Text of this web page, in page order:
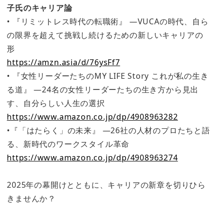
子氏のキャリア論
• 『リミットレス時代の転職術』 ―VUCAの時代、自ら
の限界を超えて挑戦し続けるための新しいキャリアの
形
https://amzn.asia/d/76ysFf7
• 『女性リーダーたちのMY LIFE Story これが私の生き
る道』 ―24名の女性リーダーたちの生き方から見出
す、自分らしい人生の選択
https://www.amazon.co.jp/dp/4908963282
•『「はたらく」の未来』 ―26社の人材のプロたちと語
る、新時代のワークスタイル革命
https://www.amazon.co.jp/dp/4908963274
2025年の幕開けとともに、キャリアの新章を切りひら
きませんか？